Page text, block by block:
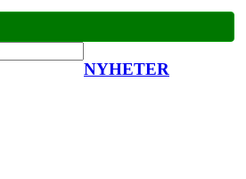
NYHETER